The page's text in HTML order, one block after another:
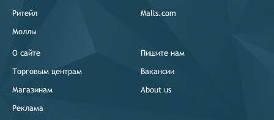
Ритейл
Моллы
Malls.com
О сайте
Торговым центрам
Магазинам
Реклама
Пишите нам
Вакансии
About us